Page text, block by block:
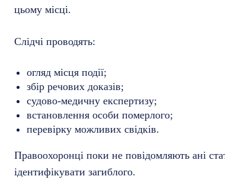
цьому місці.
Слідчі проводять:
огляд місця події;
збір речових доказів;
судово-медичну експертизу;
встановлення особи померлого;
перевірку можливих свідків.
Правоохоронці поки не повідомляють ані
ідентифікувати загиблого.